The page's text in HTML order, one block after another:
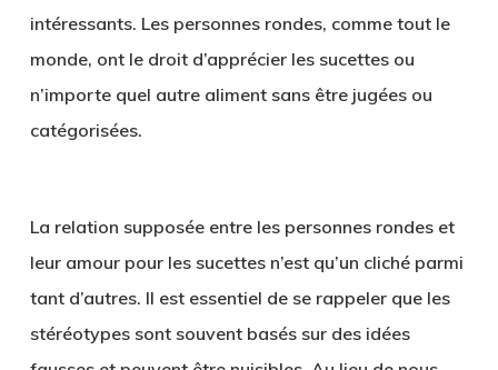
intéressants. Les personnes rondes, comme tout le
monde, ont le droit d’apprécier les sucettes ou
n’importe quel autre aliment sans être jugées ou
catégorisées.
La relation supposée entre les personnes rondes et
leur amour pour les sucettes n’est qu’un cliché parmi
tant d’autres. Il est essentiel de se rappeler que les
stéréotypes sont souvent basés sur des idées